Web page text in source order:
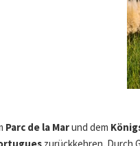
Parc de la Marund dem